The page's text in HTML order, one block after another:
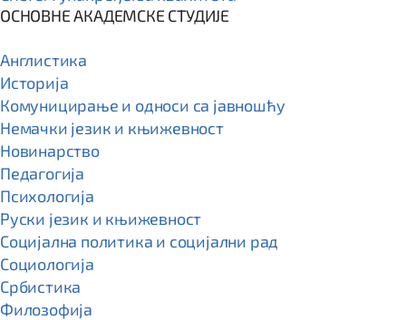
ОСНОВНЕ АКАДЕМСКЕ СТУДИЈЕ
Англистика
Историја
Комуницирање и односи са јавношћу
Немачки језик и књижевност
Новинарство
Педагогија
Психологија
Руски језик и књижевност
Социјална политика и социјални рад
Социологија
Србистика
Филозофија